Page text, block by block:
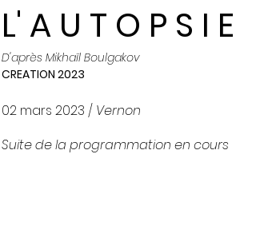
L' A U T O P S I E
D'après Mikhaïl Boulgakov
CREATION 2023
02 mars 2023 / Vernon
Suite de la programmation en cours